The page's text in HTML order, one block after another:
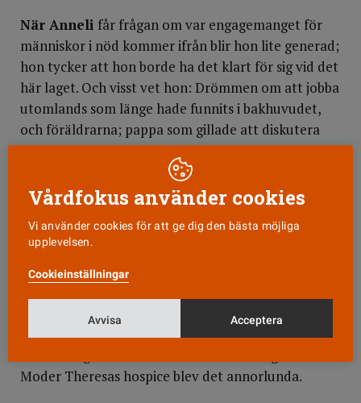
När Anneli får frågan om var engagemanget för
människor i nöd kommer ifrån blir hon lite generad;
hon tycker att hon borde ha det klart för sig vid det
här laget. Och visst vet hon: Drömmen om att jobba
utomlands som länge hade funnits i bakhuvudet,
och föräldrarna; pappa som gillade att diskutera
med sina barn om vad som hände i världen och
mamma som var engagerad och ordnade
hjälpsändningar till Polen. Och så nyfikenheten
med kompisen Anette.
När honberättar om människorna blir
runt-resorna stannade de i Calcutta. Fattigdomen
var så påtaglig, med alla människor som hela tiden
Moder Theresas hospice blev det annorlunda.
Vårdfokus använder cookies
Vi använder cookies för att ge dig den bästa möjliga
upplevelsen.
Cookieinställningar
Avvisa Acceptera